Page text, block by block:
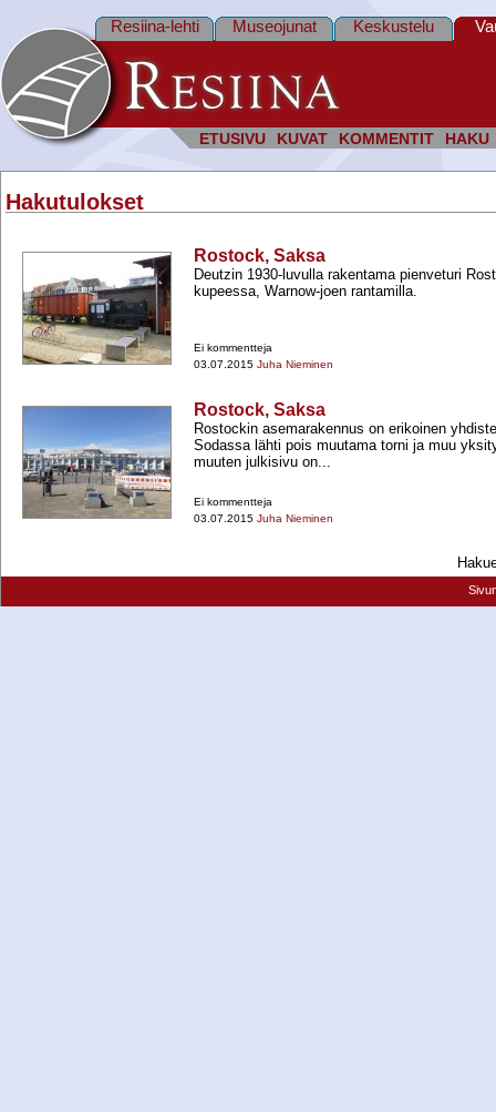
ETUSIVU KUVAT KOMMENTIT HAKU
Resiina-lehti Museojunat Keskustelu
Hakutulokset
Rostock, Saksa
Deutzin 1930-​luvulla rakentama pienveturi
kupeessa, Warnow-​joen rantamilla.
Ei kommentteja
03.07.2015 Juha Nieminen
Rostock, Saksa
Rostockin asemarakennus on erikoinen
Sodassa lähti pois muutama torni ja muu
muuten julkisivu on...
Ei kommentteja
03.07.2015 Juha Nieminen